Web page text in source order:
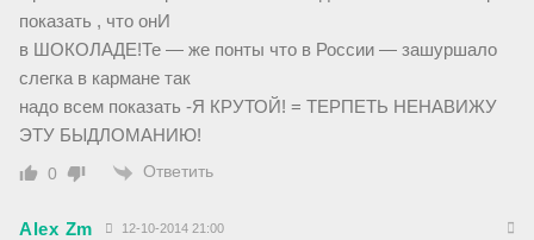
показать , что онИ
в ШОКОЛАДЕ!Те — же понты что в России — зашуршало
слегка в кармане так
надо всем показать -Я КРУТОЙ! = ТЕРПЕТЬ НЕНАВИЖУ
ЭТУ БЫДЛОМАНИЮ!
0 Ответить
Alex Zm 12-10-2014 21:00